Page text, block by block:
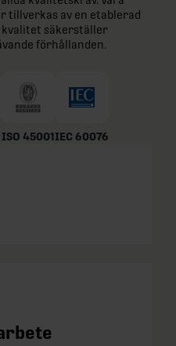
av en etablerad
säkerställer
förhållanden.
ISO 45001IEC 60076